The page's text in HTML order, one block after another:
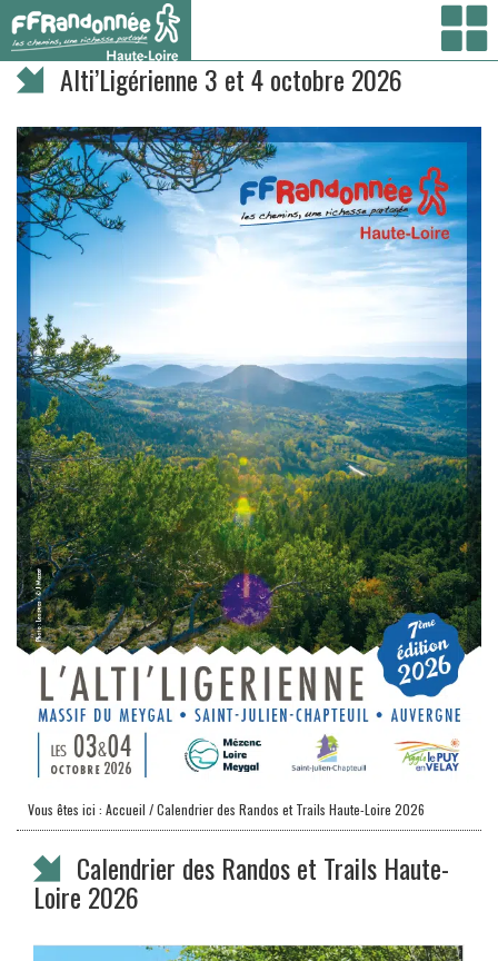
Vous êtes ici :Accueil/ Alti’Ligérienne 3 et 4 octobre 2026
Alti’Ligérienne 3 et 4 octobre 2026
Vous êtes ici : Accueil / Calendrier des Randos et Trails Haute-Loire 2026
Calendrier des Randos et Trails Haute-
Loire 2026